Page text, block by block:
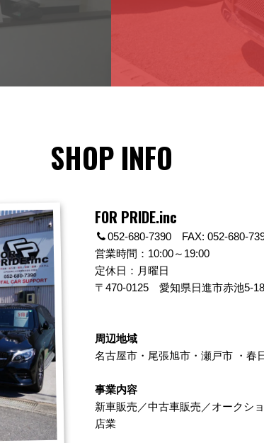
SHOP INFO
FOR PRIDE.inc
052-680-7390 FAX: 052-680-
営業時間：10:00～19:00
定休日：月曜日
〒470-0125 愛知県日進市赤池5-
周辺地域
名古屋市・ 尾張旭市・ 瀬戸市・ 春
事業内容
新車販売／中古車販売／オークシ
店業